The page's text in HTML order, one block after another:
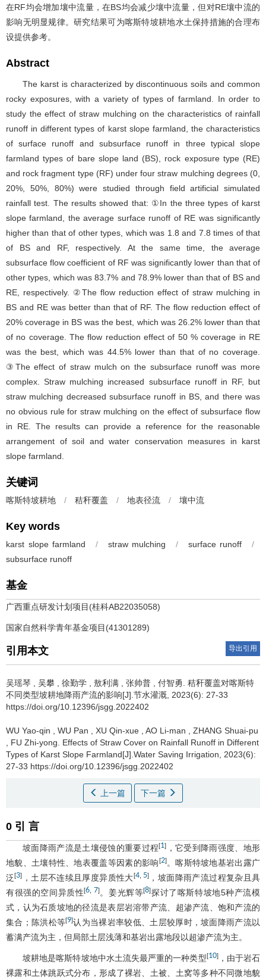
在RF均会增加壤中流量，在BS均会减少壤中流量，但对RE壤中流的
影响无明显规律。研究结果可为喀斯特坡耕地水土保持措施的合理布
设提供参考。
Abstract
The karst is characterized by discontinuous soils and common
rocky exposures, with a variety of types of farmland. In order to
study the effect of straw mulching on the characteristics of rainfall
runoff in different types of karst slope farmland, the characteristics
of surface runoff and subsurface runoff in three typical slope
farmland types of bare slope land (BS), rock exposure type (RE)
and rock fragment type (RF) under four straw mulching degrees (0,
20%, 50%, 80%) were studied through field artificial simulated
rainfall test. The results showed that: ①In the three types of karst
slope farmland, the average surface runoff of RE was significantly
higher than that of other types, which was 1.8 and 7.8 times of that
of BS and RF, respectively. At the same time, the average
subsurface flow coefficient of RF was significantly lower than that of
other types, which was 83.7% and 78.9% lower than that of BS and
RE, respectively. ②The flow reduction effect of straw mulching in
BS and RE was better than that of RF. The flow reduction effect of
20% coverage in BS was the best, which was 26.2% lower than that
of no coverage. The flow reduction effect of 50 % coverage in RE
was the best, which was 44.5% lower than that of no coverage.
③The effect of straw mulch on the subsurface runoff was more
complex. Straw mulching increased subsurface runoff in RF, but
straw mulching decreased subsurface runoff in BS, and there was
no obvious rule for straw mulching on the effect of subsurface flow
in RE. The results can provide a reference for the reasonable
arrangement of soil and water conservation measures in karst
slope farmland.
关键词
喀斯特坡耕地 / 秸秆覆盖 / 地表径流 / 壤中流
Key words
karst slope farmland / straw mulching / surface runoff
/
subsurface runoff
基金
广西重点研发计划项目(桂科AB22035058)
国家自然科学青年基金项目(41301289)
引用本文 导出引用
吴瑶琴 吴攀 徐勤学 敖利满 张帅普 付智勇 秸秆覆盖对喀斯特
不同类型坡耕地降雨产流的影响[J].节水灌溉, 2023(6): 27-33
https://doi.org/10.12396/jsgg.2022402
WU Yao-qin WU Pan XU Qin-xue AO Li-man
ZHANG Shuai-pu
FU Zhi-yong
Effects of Straw Cover on Rainfall Runoff in Different
Types of Karst Slope Farmland[J].Water Saving Irrigation, 2023(6):
27-33 https://doi.org/10.12396/jsgg.2022402
上一篇 下一篇
0 引 言
坡面降雨产流是土壤侵蚀的重要过程[1] ，它受到降雨强度、地形
地貌、土壤特性、地表覆盖等因素的影响[2]。喀斯特坡地基岩出露广
泛[3] ，土层不连续且厚度异质性大[4, 5] ，坡面降雨产流过程复杂且具
有很强的空间异质性[6 7]。姜光辉等[8]探讨了喀斯特坡地5种产流模
式，认为石质坡地的径流是表层岩溶带产流、超渗产流、饱和产流的
集合；陈洪松等[9]认为当裸岩率较低、土层较厚时，坡面降雨产流以
蓄满产流为主，但局部土层浅薄和基岩出露地段以超渗产流为主。
坡耕地是喀斯特坡地中水土流失最严重的一种类型[10]，由于岩石
裸露和土体跳跃式分布，形成了裸岩、土被、土窝等多种不同微地貌